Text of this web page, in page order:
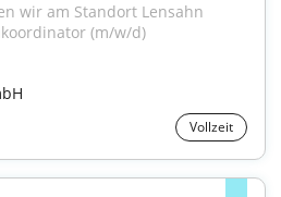
wir am Standort Lensahn
Vollzeit